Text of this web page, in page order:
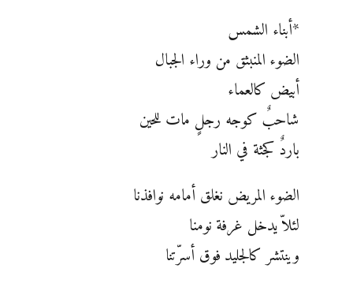
*أبناء الشمس
الضوء المنبثق من وراء الجبال
أبيض كالعماء
شاحبٌ كوجه رجلٍ مات للحين
باردٌ كجثة في النار
الضوء المريض نغلق أمامه نوافذنا
لئلاّ يدخل غرفة نومنا
وينتشر كالجليد فوق أسرّتنا